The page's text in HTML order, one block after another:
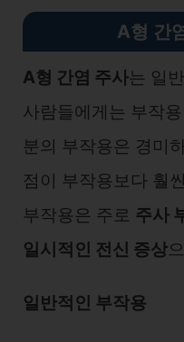
A형 간
A형 간염 주사는 일
사람들에게는 부작
분의 부작용은 경미
점이 부작용보다 훨
부작용은 주로 주사
일시적인 전신 증상
일반적인 부작용